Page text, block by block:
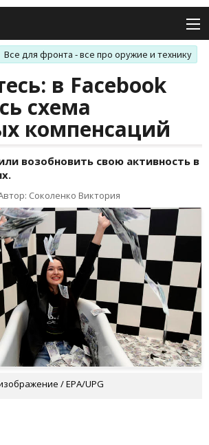
Все для фронта - все про оружие и технику
в Facebook
схема
компенсаций
возобновить свою активность в
Соколенко Виктория
/ EPA/UPG